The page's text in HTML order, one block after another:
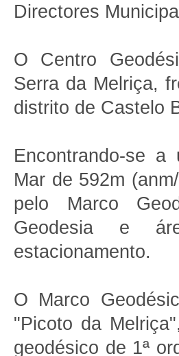
Directores
O Centro
Serra da Melriça,
distrito de Castelo
Encontrando-se
Mar de 592m
pelo Marco
Geodesia e
estacionamento.
O Marco
"Picoto da
geodésico de 1ª